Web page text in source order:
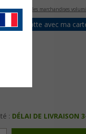
de port pour les marchandises
ma cagnotte avec ma
: DÉLAI DE LIVRAISON